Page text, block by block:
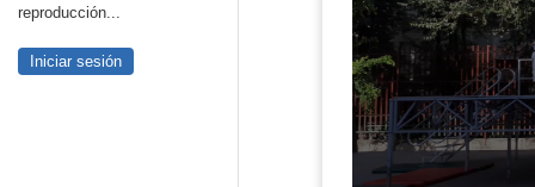
reproducción...
Iniciar sesión